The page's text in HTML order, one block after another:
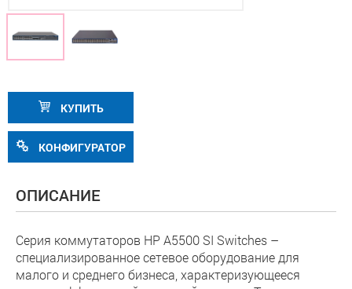
КУПИТЬ
КОНФИГУРАТОР
ОПИСАНИЕ
Серия коммутаторов HP A5500 SI Switches –
специализированное сетевое оборудование для
малого и среднего бизнеса, характеризующееся